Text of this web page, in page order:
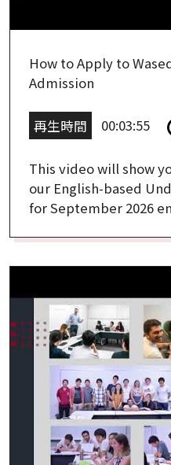
How to Apply to
Admission
再生時間 00:03:55
This video will show
our English-based
for September 2026